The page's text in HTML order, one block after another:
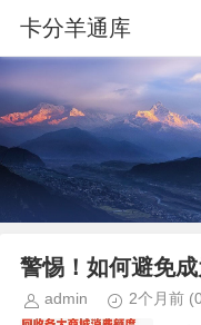
卡分羊通库
警惕！如何避免
admin 2个月前